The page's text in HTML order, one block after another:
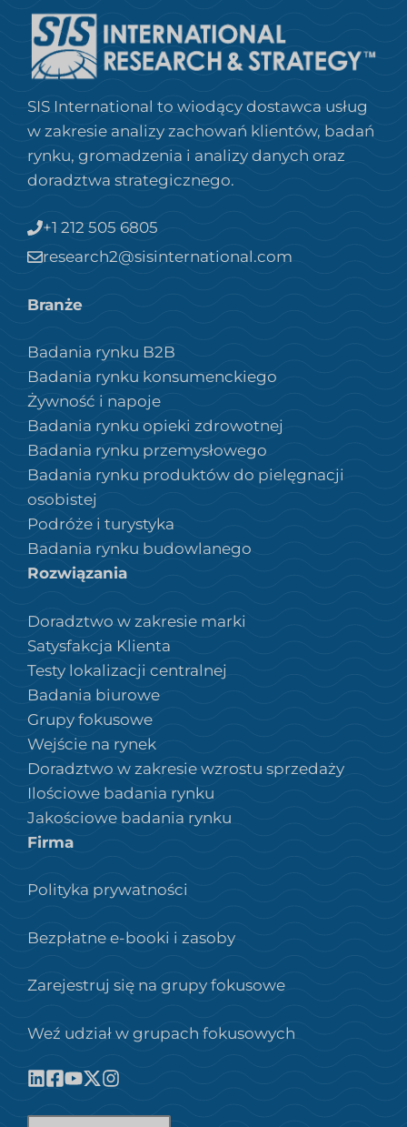
SIS International to wiodący dostawca usług
w zakresie analizy zachowań klientów, badań
rynku, gromadzenia i analizy danych oraz
doradztwa strategicznego.
+1 212 505 6805
research2@sisinternational.com
Branże
Badania rynku B2B
Badania rynku konsumenckiego
Żywność i napoje
Badania rynku opieki zdrowotnej
Badania rynku przemysłowego
Badania rynku produktów do pielęgnacji
osobistej
Podróże i turystyka
Badania rynku budowlanego
Rozwiązania
Doradztwo w zakresie marki
Satysfakcja Klienta
Testy lokalizacji centralnej
Badania biurowe
Grupy fokusowe
Wejście na rynek
Doradztwo w zakresie wzrostu sprzedaży
Ilościowe badania rynku
Jakościowe badania rynku
Firma
Polityka prywatności
Bezpłatne e-booki i zasoby
Zarejestruj się na grupy fokusowe
Weź udział w grupach fokusowych